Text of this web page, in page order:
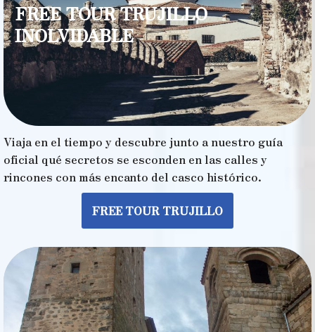
FREE TOUR TRUJILLO
INOLVIDABLE
Viaja en el tiempo y descubre junto a nuestro guía
oficial qué secretos se esconden en las calles y
rincones con más encanto del casco histórico.
FREE TOUR TRUJILLO